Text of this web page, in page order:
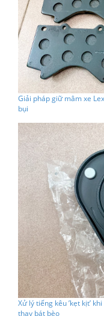
Giải pháp giữ mâm xe
bụi
Xử lý tiếng kêu ’kẹt kịt’
thay bát bèo